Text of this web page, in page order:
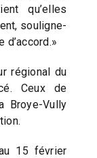
qu’elles
souligne-
régional du
Ceux de
Broye-Vully
15 février